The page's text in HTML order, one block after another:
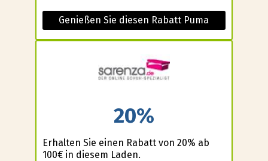
Genießen Sie diesen Rabatt Puma
20%
Erhalten Sie einen Rabatt von 20% ab
100€ in diesem Laden.